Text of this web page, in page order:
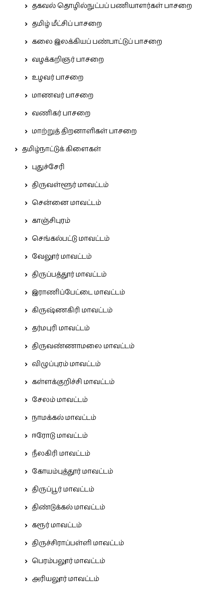
தகவல் தொழில்நுட்பப் பணியாளர்கள் பாசறை
தமிழ் மீட்சிப் பாசறை
கலை இலக்கியப் பண்பாட்டுப் பாசறை
வழக்கறிஞர் பாசறை
உழவர் பாசறை
மாணவர் பாசறை
வணிகர் பாசறை
மாற்றுத் திறனாளிகள் பாசறை
தமிழ்நாட்டுக் கிளைகள்
புதுச்சேரி
திருவள்ளூர் மாவட்டம்
சென்னை மாவட்டம்
காஞ்சிபுரம்
செங்கல்பட்டு மாவட்டம்
வேலூர் மாவட்டம்
திருப்பத்தூர் மாவட்டம்
இராணிப்பேட்டை மாவட்டம்
கிருஷ்ணகிரி மாவட்டம்
தர்மபுரி மாவட்டம்
திருவண்ணாமலை மாவட்டம்
விழுப்புரம் மாவட்டம்
கள்ளக்குறிச்சி மாவட்டம்
சேலம் மாவட்டம்
நாமக்கல் மாவட்டம்
ஈரோடு மாவட்டம்
நீலகிரி மாவட்டம்
கோயம்புத்தூர் மாவட்டம்
திருப்பூர் மாவட்டம்
திண்டுக்கல் மாவட்டம்
கரூர் மாவட்டம்
திருச்சிராப்பள்ளி மாவட்டம்
பெரம்பலூர் மாவட்டம்
அரியலூர் மாவட்டம்